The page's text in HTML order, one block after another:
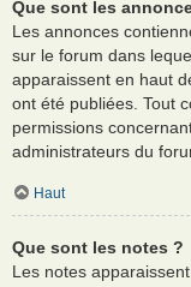
Que sont les
Les annonces
sur le forum dans
apparaissent en haut
ont été publiées. Tout
permissions
administrateurs du
Haut
Que sont les notes ?
Les notes